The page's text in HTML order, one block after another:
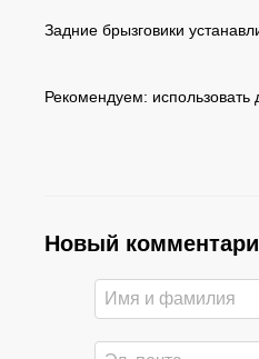
Задние брызговики
Рекомендуем: использовать
Новый